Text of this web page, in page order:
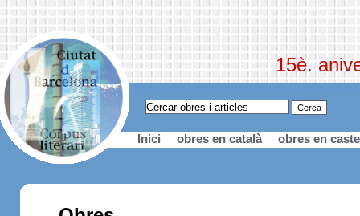
15è.
Inici obres en català obres en